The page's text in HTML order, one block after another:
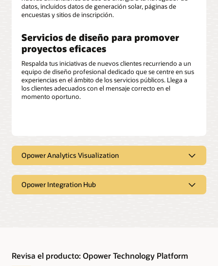
datos, incluidos datos de generación solar, páginas de
encuestas y sitios de inscripción.
Servicios de diseño para promover
proyectos eficaces
Respalda tus iniciativas de nuevos clientes recurriendo a un
equipo de diseño profesional dedicado que se centre en sus
experiencias en el ámbito de los servicios públicos. Llega a
los clientes adecuados con el mensaje correcto en el
momento oportuno.
Opower Analytics Visualization
Opower Analytics Visualization and Discovery pone cientos
de atributos de cliente actualizados a tu disposición para
clave
Opower Integration Hub
clientes de servicios públicos para impulsar el acceso de
inicio de sesión único a aplicaciones de terceros. Elimina
Revisa el producto: Opower Technology Platform